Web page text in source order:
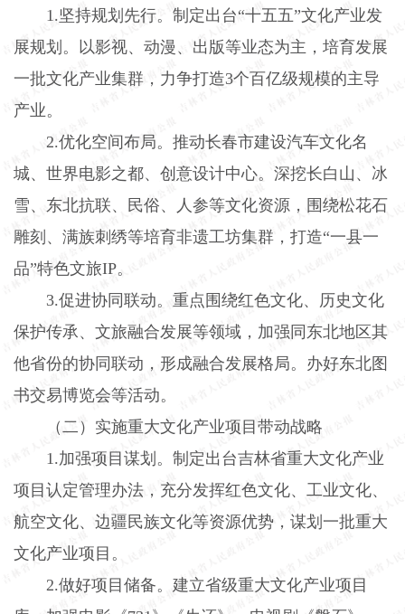
1.坚持规划先行。制定出台“十五五”文化产业发
展规划。以影视、动漫、出版等业态为主，培育发展
一批文化产业集群，力争打造3个百亿级规模的主导
产业。
2.优化空间布局。推动长春市建设汽车文化名
城、世界电影之都、创意设计中心。深挖长白山、冰
雪、东北抗联、民俗、人参等文化资源，围绕松花石
雕刻、满族刺绣等培育非遗工坊集群，打造“一县一
品”特色文旅IP。
3.促进协同联动。重点围绕红色文化、历史文化
保护传承、文旅融合发展等领域，加强同东北地区其
他省份的协同联动，形成融合发展格局。办好东北图
书交易博览会等活动。
（二）实施重大文化产业项目带动战略
1.加强项目谋划。制定出台吉林省重大文化产业
项目认定管理办法，充分发挥红色文化、工业文化、
航空文化、边疆民族文化等资源优势，谋划一批重大
文化产业项目。
2.做好项目储备。建立省级重大文化产业项目